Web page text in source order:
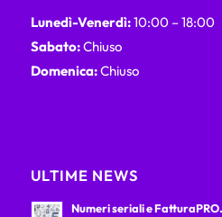
Lunedì-Venerdì:10:00 – 18:00
Sabato:Chiuso
Domenica:Chiuso
ULTIME NEWS
Numeri seriali e